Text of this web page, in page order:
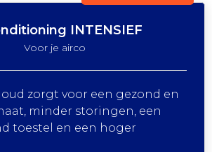
INTENSIEF
Voor je airco
zorgt voor een gezond en
minder storingen, een
toestel en een hoger